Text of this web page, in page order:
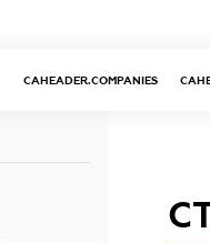
CAHEADER.COMPANIES